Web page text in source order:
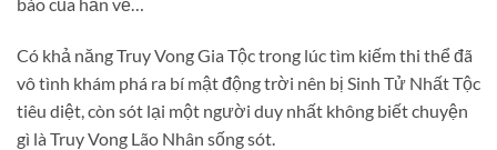
Có khả năng Truy Vong Gia Tộc trong lúc tìm kiếm thi thể đã
vô tình khám phá ra bí mật động trời nên bị Sinh Tử Nhất Tộc
tiêu diệt, còn sót lại một người duy nhất không biết chuyện
gì là Truy Vong Lão Nhân sống sót.